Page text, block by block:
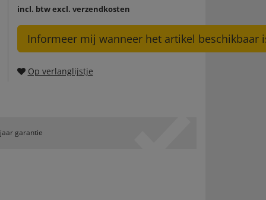
incl. btwexcl. verzendkosten
Informeer mij wanneer het artikel beschikbaar
Op verlanglijstje
garantie